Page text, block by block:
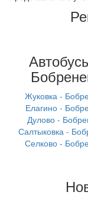
Жуковка -
Елагино -
Дулово -
Салтыковка -
Селково -